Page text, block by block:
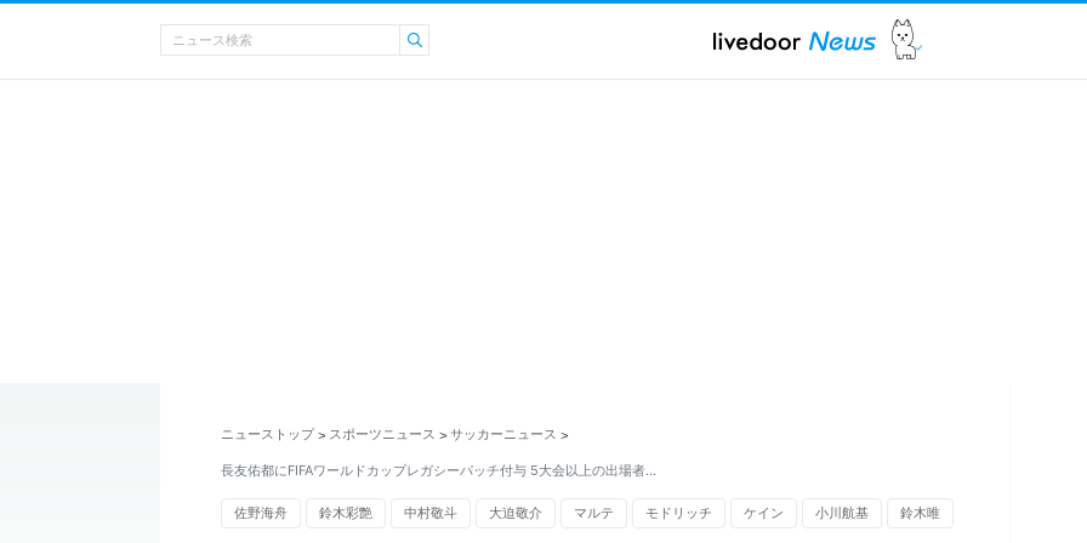
ニューストップ > スポーツニュース > サッカーニュース >
長友佑都にFIFAワールドカップレガシーパッチ付与 5大会以上の出場者…
佐野海舟 鈴木彩艶 中村敬斗 大迫敬介 マルテ モドリッチ ケイン 小川航基 鈴木唯